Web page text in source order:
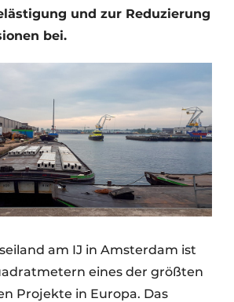
und zur Reduzierung
bei.
am IJ in Amsterdam ist
eines der größten
Projekte in Europa. Das